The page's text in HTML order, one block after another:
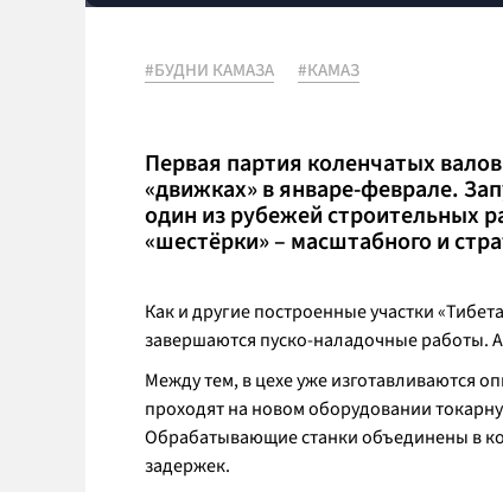
#БУДНИ КАМАЗА #КАМАЗ
Первая партия коленчатых
«движках» в январе-феврале.
один из рубежей строительных
«шестёрки» – масштабного и
Как и другие построенные участки
завершаются пуско-наладочные работы.
Между тем, в цехе уже изготавливаются
проходят на новом оборудовании
Обрабатывающие станки объединены в
задержек.